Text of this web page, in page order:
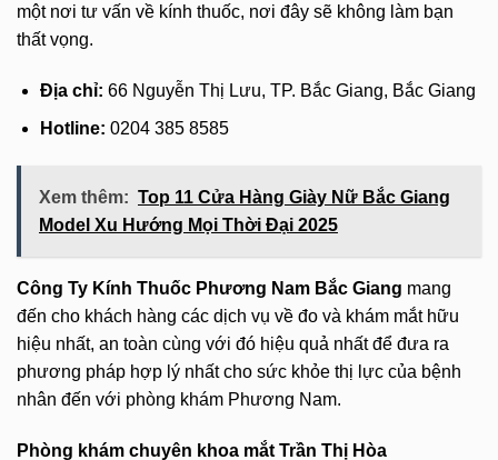
một nơi tư vấn về kính thuốc, nơi đây sẽ không làm bạn
thất vọng.
Địa chỉ: 66 Nguyễn Thị Lưu, TP. Bắc Giang, Bắc Giang
Hotline: 0204 385 8585
Xem thêm: Top 11 Cửa Hàng Giày Nữ Bắc Giang
Model Xu Hướng Mọi Thời Đại 2025
Công Ty Kính Thuốc Phương Nam Bắc Giang mang
đến cho khách hàng các dịch vụ về đo và khám mắt hữu
hiệu nhất, an toàn cùng với đó hiệu quả nhất để đưa ra
phương pháp hợp lý nhất cho sức khỏe thị lực của bệnh
nhân đến với phòng khám Phương Nam.
Phòng khám chuyên khoa mắt Trần Thị Hòa